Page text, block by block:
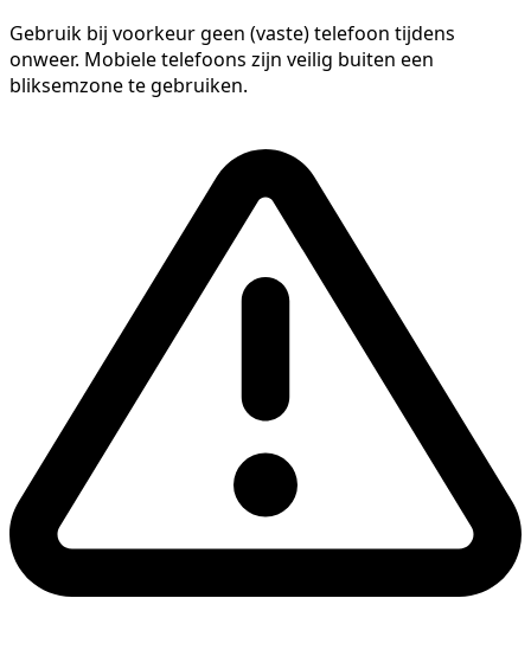
Gebruik bij voorkeur geen (vaste) telefoon tijdens
onweer. Mobiele telefoons zijn veilig buiten een
bliksemzone te gebruiken.